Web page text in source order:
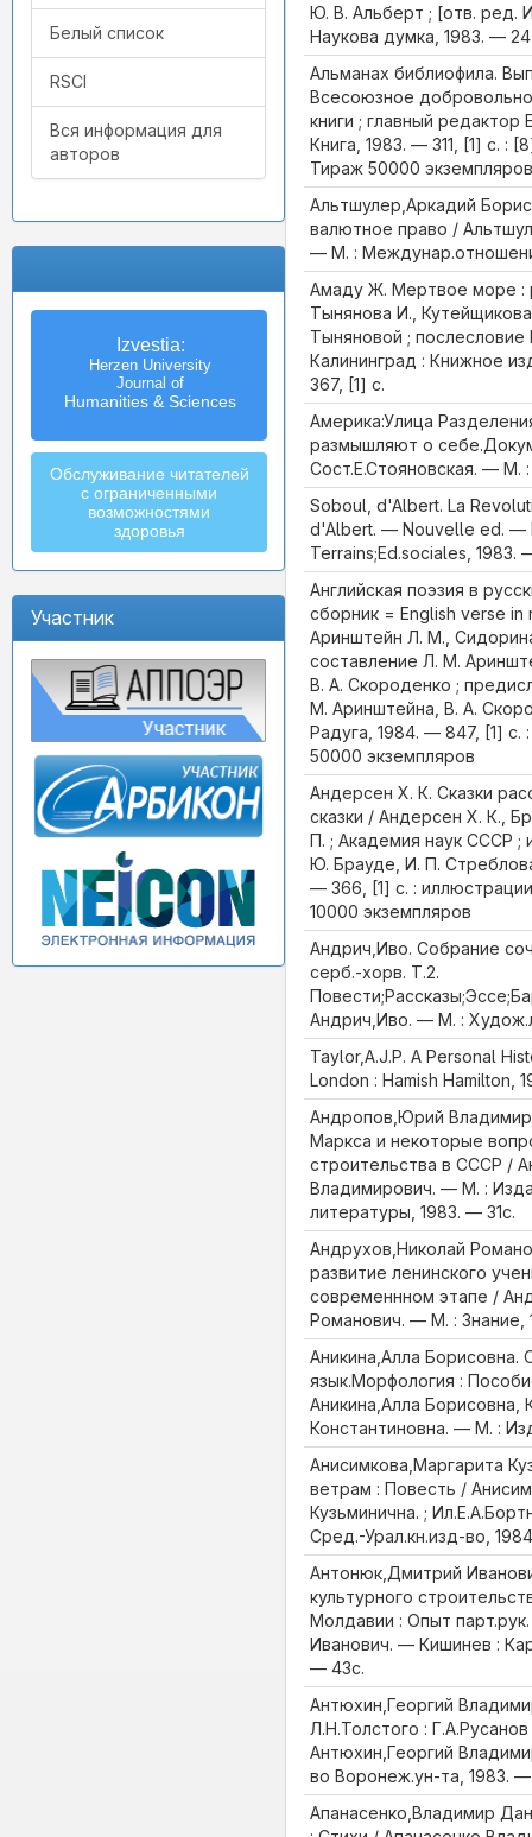
Белый список
RSCI
Вся информация для
авторов
Известия
Российского государственного
педагогического университета
им. А.И. Герцена
Izvestia:
Herzen University
Journal of
Humanities & Sciences
Обслуживание читателей
с ограниченными
возможностями
здоровья
Участник
Ю. В. Альберт ; [отв. ред.
Наукова думка, 1983. —
Альманах библиофила.
Всесоюзное
книги ; главный
Книга, 1983. — 311, [1] с. :
Тираж 50000 экземпляров
Альтшулер,Аркадий
валютное право /
— М. :
Амаду Ж. Мертвое море :
Тынянова И.,
Тыняновой ;
Калининград : Книжное
367, [1] с.
Америка:Улица
размышляют о
Сост.Е.Стояновская. — М.
Soboul, d'Albert. La
d'Albert. — Nouvelle ed. —
Terrains;Ed.sociales, 1983.
Английская поэзия в
сборник = English verse in
Аринштейн Л. М.,
составление Л. М.
В. А. Скороденко ;
М. Аринштейна, В. А.
Радуга, 1984. — 847, [1]
50000 экземпляров
Андерсен Х. К. Сказки
сказки / Андерсен Х. К.,
П. ; Академия наук СССР ;
Ю. Брауде, И. П.
— 366, [1] с. :
10000 экземпляров
Андрич,Иво. Собрание
серб.-хорв. Т.2.
Андрич,Иво. — М. :
Taylor,A.J.P. A Personal
London : Hamish Hamilton,
Андропов,Юрий
Маркса и некоторые
строительства в СССР /
Владимирович. — М. :
литературы, 1983. — 31с.
Андрухов,Николай
развитие ленинского
современнном этапе /
Романович. — М. : Знание,
Аникина,Алла Борисовна.
язык.Морфология :
Аникина,Алла Борисовна,
Константиновна. — М. :
Анисимкова,Маргарита
ветрам : Повесть /
Кузьминична. ;
Сред.-Урал.кн.изд-во,
Антонюк,Дмитрий
культурного
Молдавии : Опыт
Иванович. — Кишинев :
— 43с.
Антюхин,Георгий
Л.Н.Толстого :
Антюхин,Георгий
во Воронеж.ун-та, 1983. —
Апанасенко,Владимир